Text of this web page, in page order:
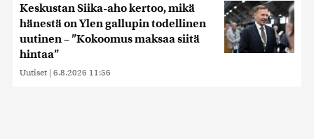
Keskustan Siika-aho kertoo, mikä
hänestä on Ylen gallupin todellinen
uutinen – ”Kokoomus maksaa siitä
hintaa”
Uutiset | 6.8.2026 11:56